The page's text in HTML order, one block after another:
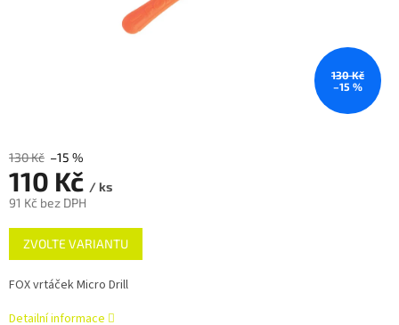
130 Kč
–15 %
130 Kč –15 %
110 Kč / ks
91 Kč bez DPH
Měrná
cena:
ZVOLTE VARIANTU
FOX vrtáček Micro Drill
Detailní informace